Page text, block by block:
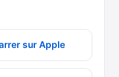
sur Apple